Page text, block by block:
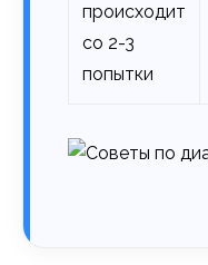
происходит
со 2-3
попытки